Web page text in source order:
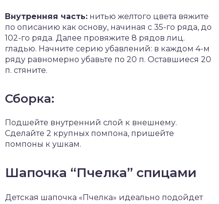
Внутренняя часть: нитью желтого цвета вяжите
по описанию как основу, начиная с 35-го ряда, до
102-го ряда. Далее провяжите 8 рядов лиц.
гладью. Начните серию убавлений: в каждом 4-м
ряду равномерно убавьте по 20 п. Оставшиеся 20
п. стяните.
Сборка:
Подшейте внутренний слой к внешнему.
Сделайте 2 крупных помпона, пришейте
помпоны к ушкам.
Шапочка “Пчелка” спицами
Детская шапочка «Пчелка» идеально подойдет